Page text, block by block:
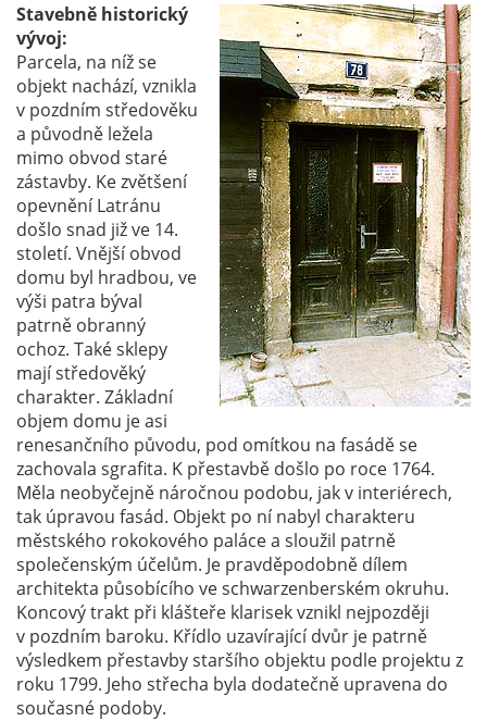
Stavebně historický
vývoj:
Parcela, na níž se
objekt nachází, vznikla
v pozdním středověku
a původně ležela
mimo obvod staré
zástavby. Ke zvětšení
opevnění Latránu
došlo snad již ve 14.
století. Vnější obvod
domu byl hradbou, ve
výši patra býval
patrně obranný
ochoz. Také sklepy
mají středověký
charakter. Základní
objem domu je asi
renesančního původu, pod omítkou na fasádě se
zachovala sgrafita. K přestavbě došlo po roce 1764.
Měla neobyčejně náročnou podobu, jak v interiérech,
tak úpravou fasád. Objekt po ní nabyl charakteru
městského rokokového paláce a sloužil patrně
společenským účelům. Je pravděpodobně dílem
architekta působícího ve schwarzenberském okruhu.
Koncový trakt při klášteře klarisek vznikl nejpozději
v pozdním baroku. Křídlo uzavírající dvůr je patrně
výsledkem přestavby staršího objektu podle projektu z
roku 1799. Jeho střecha byla dodatečně upravena do
současné podoby.